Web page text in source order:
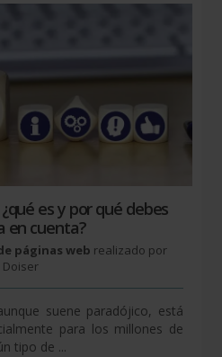
es y por qué debes
en cuenta?
páginas web realizado por
Doiser
suene paradójico, está
para los millones de
tipo de ...